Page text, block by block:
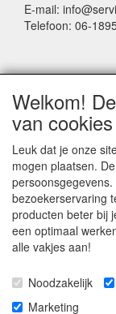
E-mail:
Telefoon: 06-
Voornaam
Achternaam
E-mail
Welkom!
van cookies
Leuk dat je onze
mogen plaatsen.
bezoekerservaring
producten beter bij
een optimaal
alle vakjes aan!
Noodzakelijk
Marketing